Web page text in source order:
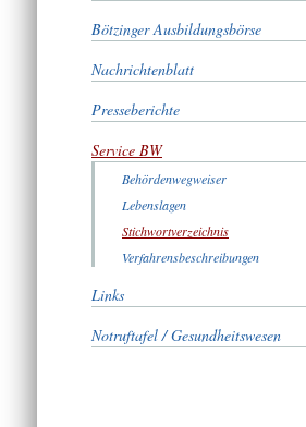
Bötzinger Ausbildungsbörse
Nachrichtenblatt
Presseberichte
Service BW
Behördenwegweiser
Lebenslagen
Stichwortverzeichnis
Verfahrensbeschreibungen
Links
Notruftafel / Gesundheitswesen